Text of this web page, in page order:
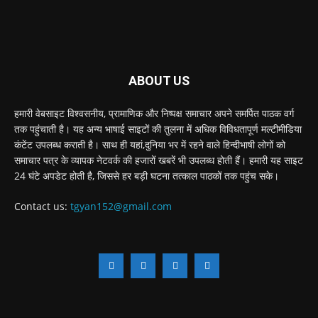
ABOUT US
हमारी वेबसाइट विश्वसनीय, प्रामाणिक और निष्पक्ष समाचार अपने समर्पित पाठक वर्ग
तक पहुंचाती है। यह अन्य भाषाई साइटों की तुलना में अधिक विविधतापूर्ण मल्टीमीडिया
कंटेंट उपलब्ध कराती है। साथ ही यहां,दुनिया भर में रहने वाले हिन्दीभाषी लोगों को
समाचार पत्र के व्यापक नेटवर्क की हजारों खबरें भी उपलब्ध होती हैं। हमारी यह साइट
24 घंटे अपडेट होती है, जिससे हर बड़ी घटना तत्काल पाठकों तक पहुंच सके।
Contact us: tgyan152@gmail.com